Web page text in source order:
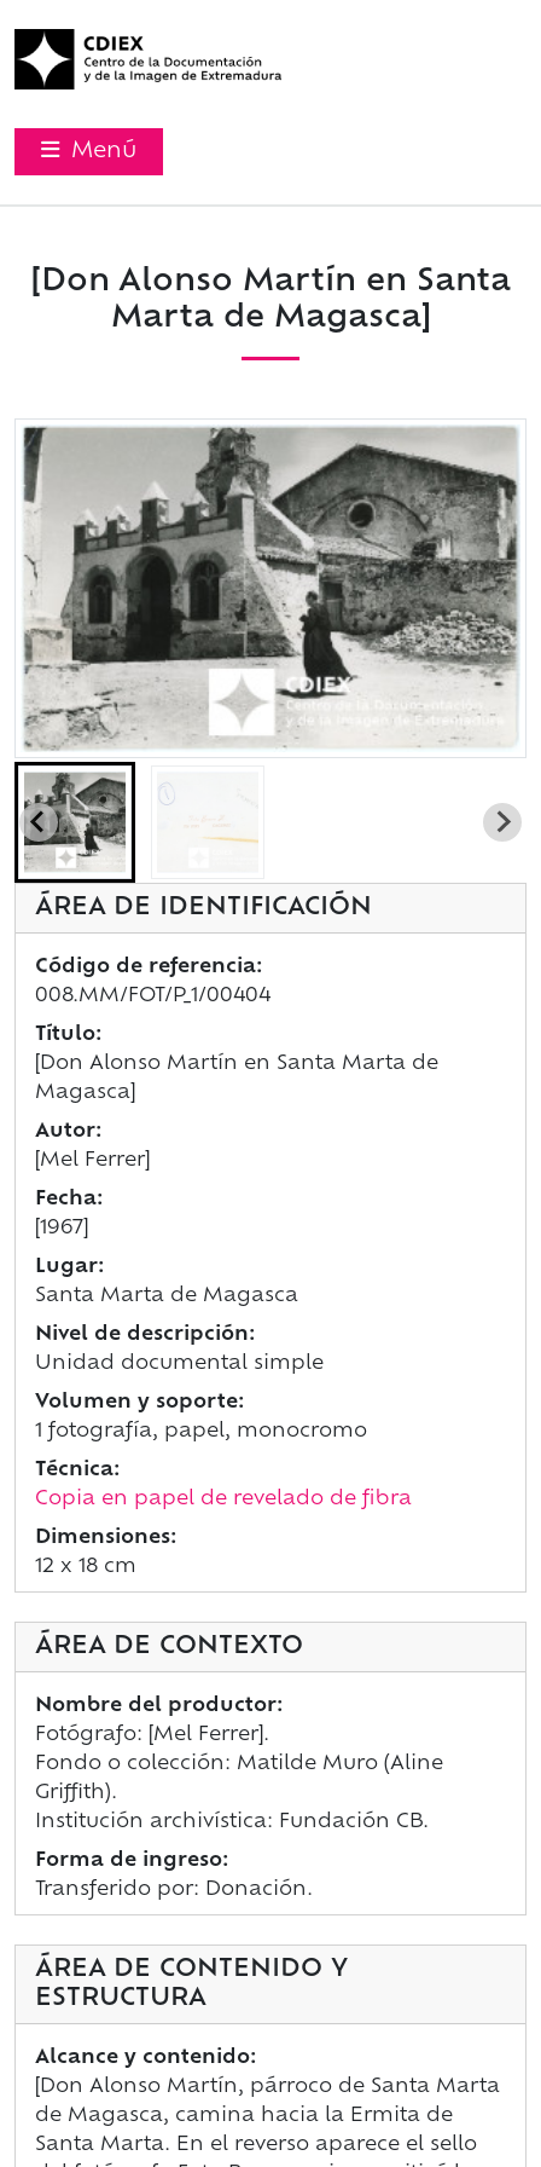
Menú
[Don Alonso Martín en Santa
Marta de Magasca]
ÁREA DE IDENTIFICACIÓN
Código de referencia:
008.MM/FOT/P_1/00404
Título:
[Don Alonso Martín en Santa Marta de
Magasca]
Autor:
[Mel Ferrer]
Fecha:
[1967]
Lugar:
Santa Marta de Magasca
Nivel de descripción:
Unidad documental simple
Volumen y soporte:
1 fotografía, papel, monocromo
Técnica:
Copia en papel de revelado de fibra
Dimensiones:
12 x 18 cm
ÁREA DE CONTEXTO
Nombre del productor:
Fotógrafo: [Mel Ferrer].
Fondo o colección: Matilde Muro (Aline
Griffith).
Institución archivística: Fundación CB.
Forma de ingreso:
Transferido por: Donación.
ÁREA DE CONTENIDO Y
ESTRUCTURA
Alcance y contenido:
[Don Alonso Martín, párroco de Santa Marta
de Magasca, camina hacia la Ermita de
Santa Marta. En el reverso aparece el sello